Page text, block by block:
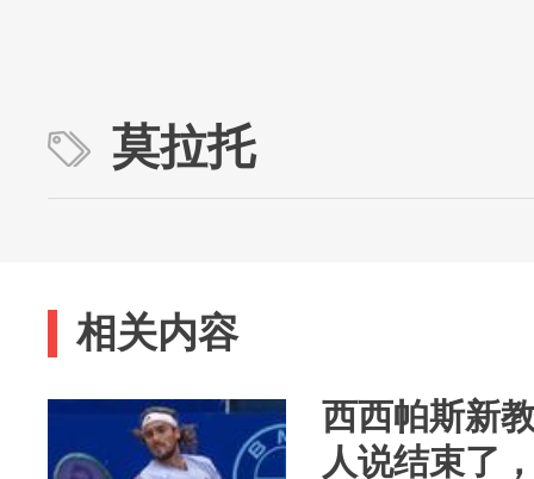
莫拉托
相关内容
西西帕斯新
人说结束了